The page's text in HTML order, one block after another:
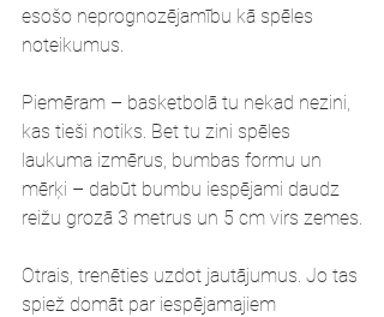
esošo neprognozējamību kā spēles
noteikumus.
Piemēram – basketbolā tu nekad nezini,
kas tieši notiks. Bet tu zini spēles
laukuma izmērus, bumbas formu un
mērķi – dabūt bumbu iespējami daudz
reižu grozā 3 metrus un 5 cm virs zemes.
Otrais, trenēties uzdot jautājumus. Jo tas
spiež domāt par iespējamajiem